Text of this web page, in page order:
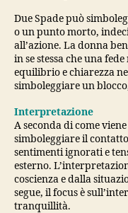
Due Spade può
o un punto morto,
all’azione. La donna
in se stessa che una
equilibrio e chiarezza
simboleggiare un
Interpretazione
A seconda di come
simboleggiare il
sentimenti ignorati e
esterno.
coscienza e dalla
segue, il focus è
tranquillità.